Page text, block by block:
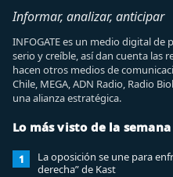
Informar, analizar, anticipar
INFOGATE es un medio digital
serio y creíble, así dan cuenta las
hacen otros medios de
Chile, MEGA, ADN Radio, Radio
una alianza estratégica.
Lo más visto de la semana
1
La oposición se une para
derecha” de Kast